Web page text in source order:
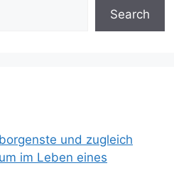
Search
und zugleich
im Leben eines